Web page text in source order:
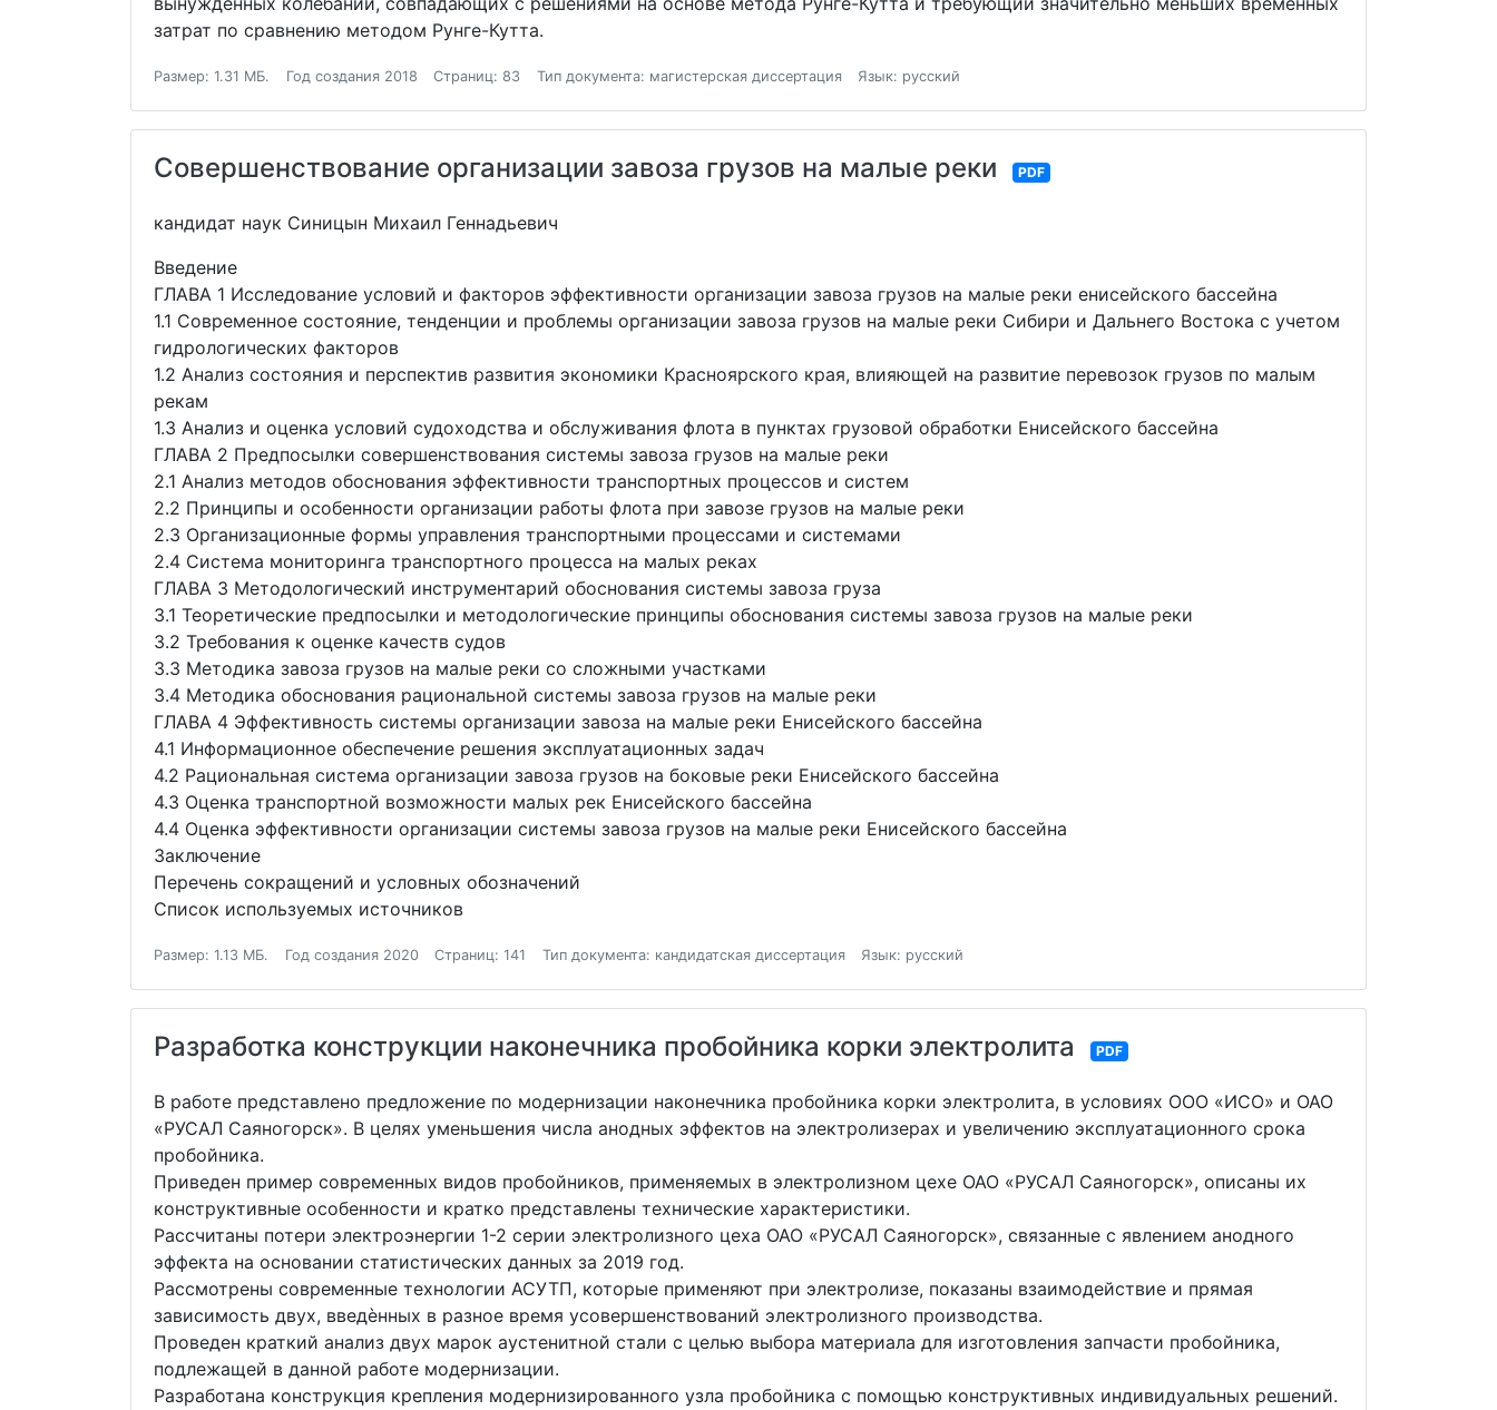
затрат по сравнению методом Рунге-Кутта.
Размер: 1.31 МБ. Год создания 2018 Страниц: 83 Тип документа: магистерская диссертация Язык: русский
Совершенствование организации завоза грузов на малые реки PDF
кандидат наук Синицын Михаил Геннадьевич
Введение
ГЛАВА 1 Исследование условий и факторов эффективности организации завоза грузов на малые реки енисейского бассейна
1.1 Современное состояние, тенденции и проблемы организации завоза грузов на малые реки Сибири и Дальнего Востока с учетом
гидрологических факторов
1.2 Анализ состояния и перспектив развития экономики Красноярского края, влияющей на развитие перевозок грузов по малым
рекам
1.3 Анализ и оценка условий судоходства и обслуживания флота в пунктах грузовой обработки Енисейского бассейна
ГЛАВА 2 Предпосылки совершенствования системы завоза грузов на малые реки
2.1 Анализ методов обоснования эффективности транспортных процессов и систем
2.2 Принципы и особенности организации работы флота при завозе грузов на малые реки
2.3 Организационные формы управления транспортными процессами и системами
2.4 Система мониторинга транспортного процесса на малых реках
ГЛАВА 3 Методологический инструментарий обоснования системы завоза груза
3.1 Теоретические предпосылки и методологические принципы обоснования системы завоза грузов на малые реки
3.2 Требования к оценке качеств судов
3.3 Методика завоза грузов на малые реки со сложными участками
3.4 Методика обоснования рациональной системы завоза грузов на малые реки
ГЛАВА 4 Эффективность системы организации завоза на малые реки Енисейского бассейна
4.1 Информационное обеспечение решения эксплуатационных задач
4.2 Рациональная система организации завоза грузов на боковые реки Енисейского бассейна
4.3 Оценка транспортной возможности малых рек Енисейского бассейна
4.4 Оценка эффективности организации системы завоза грузов на малые реки Енисейского бассейна
Заключение
Перечень сокращений и условных обозначений
Список используемых источников
Размер: 1.13 МБ. Год создания 2020 Страниц: 141 Тип документа: кандидатская диссертация Язык: русский
Разработка конструкции наконечника пробойника корки электролита PDF
В работе представлено предложение по модернизации наконечника пробойника корки электролита, в условиях ООО «ИСО» и ОАО
«РУСАЛ Саяногорск». В целях уменьшения числа анодных эффектов на электролизерах и увеличению эксплуатационного срока
пробойника.
Приведен пример современных видов пробойников, применяемых в электролизном цехе ОАО «РУСАЛ Саяногорск», описаны их
конструктивные особенности и кратко представлены технические характеристики.
Рассчитаны потери электроэнергии 1-2 серии электролизного цеха ОАО «РУСАЛ Саяногорск», связанные с явлением анодного
эффекта на основании статистических данных за 2019 год.
Рассмотрены современные технологии АСУТП, которые применяют при электролизе, показаны взаимодействие и прямая
зависимость двух, введѐнных в разное время усовершенствований электролизного производства.
Проведен краткий анализ двух марок аустенитной стали с целью выбора материала для изготовления запчасти пробойника,
подлежащей в данной работе модернизации.
Разработана конструкция крепления модернизированного узла пробойника с помощью конструктивных индивидуальных решений.